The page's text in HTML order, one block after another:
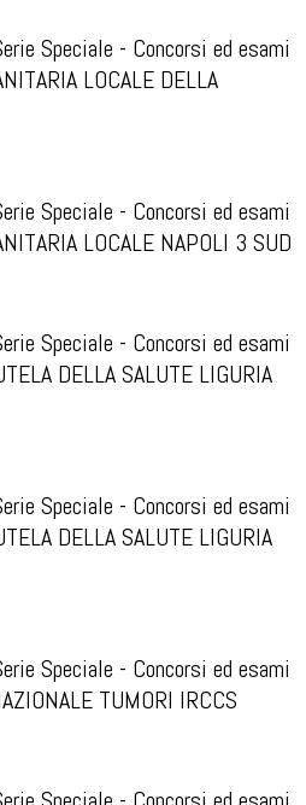
Speciale - Concorsi ed esami
LOCALE DELLA
Speciale - Concorsi ed esami
LOCALE NAPOLI 3 SUD
Speciale - Concorsi ed esami
DELLA SALUTE LIGURIA
Speciale - Concorsi ed esami
DELLA SALUTE LIGURIA
Speciale - Concorsi ed esami
TUMORI IRCCS